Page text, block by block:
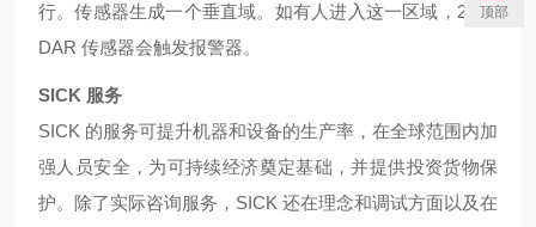
行。传感器生成一个垂直域。如有人进入这一区域，2D Li
DAR 传感器会触发报警器。
SICK 服务
SICK 的服务可提升机器和设备的生产率，在全球范围内加
强人员安全，为可持续经济奠定基础，并提供投资货物保
护。除了实际咨询服务，SICK 还在理念和调试方面以及在
顶部